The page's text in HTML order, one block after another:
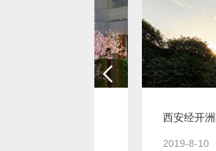
西安经开洲际酒店